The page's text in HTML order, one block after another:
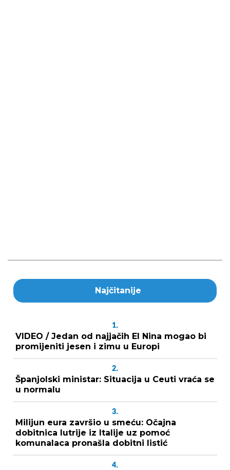
Najčitanije
1.
VIDEO / Jedan od najjačih El Nina mogao bi
promijeniti jesen i zimu u Europi
2.
Španjolski ministar: Situacija u Ceuti vraća se
u normalu
3.
Milijun eura završio u smeću: Očajna
dobitnica lutrije iz Italije uz pomoć
komunalaca pronašla dobitni listić
4.